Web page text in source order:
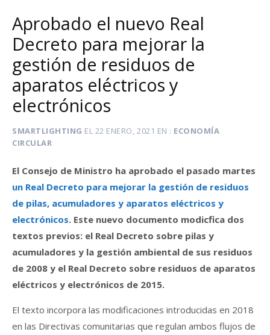
Aprobado el nuevo Real
Decreto para mejorar la
gestión de residuos de
aparatos eléctricos y
electrónicos
SMARTLIGHTING EL 22 ENERO, 2021 EN
ECONOMÍA
CIRCULAR
El Consejo de Ministro ha aprobado el pasado martes
un Real Decreto para mejorar la gestión de residuos
de pilas, acumuladores y aparatos eléctricos y
electrónicos. Este nuevo documento modicfica dos
textos previos: el Real Decreto sobre pilas y
acumuladores y la gestión ambiental de sus residuos
de 2008 y el Real Decreto sobre residuos de aparatos
eléctricos y electrónicos de 2015.
El texto incorpora las modificaciones introducidas en 2018
en las Directivas comunitarias que regulan ambos flujos de